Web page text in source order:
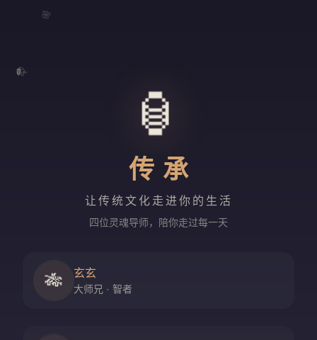
🍃
🌸
🏮
传承
让传统文化走进你的生活
四位灵魂导师，陪你走过每一天
🎋 玄玄
大师兄 · 智者